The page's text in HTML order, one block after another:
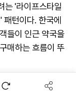
는 '라이프스타일
패턴이다. 한국에
들이 인근 약국을
매하는 흐름이 뚜